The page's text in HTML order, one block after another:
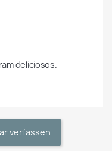
deliciosos.
verfassen